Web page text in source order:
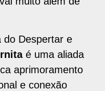
do Despertar e
é uma aliada
aprimoramento
e conexão